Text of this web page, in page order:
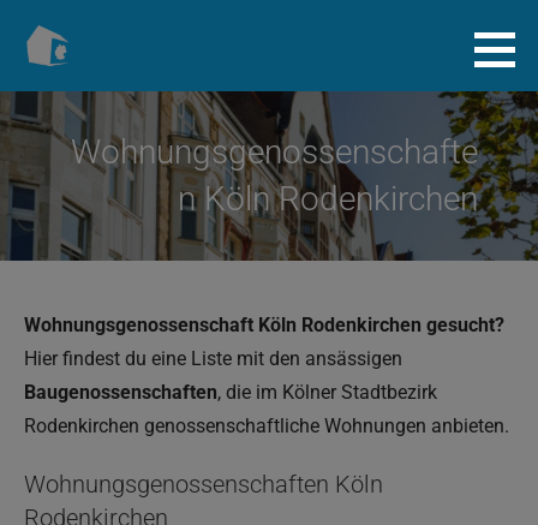
Inhalt
Baugenossenschaft.info
Wohnungsgenossenschafte
n Köln Rodenkirchen
Wohnungsgenossenschaft Köln Rodenkirchen gesucht?
Hier findest du eine Liste mit den ansässigen
Baugenossenschaften, die im Kölner Stadtbezirk
Rodenkirchen genossenschaftliche Wohnungen anbieten.
Wohnungsgenossenschaften Köln
Rodenkirchen